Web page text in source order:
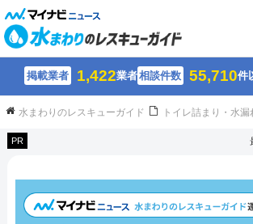
掲載業者 1,422業者相談件数 55,710件
水まわりのレスキューガイド トイレ詰まり・水
PR